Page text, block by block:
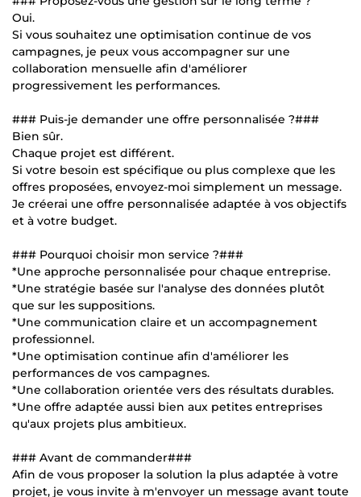
Oui.
Si vous souhaitez une optimisation continue de vos
campagnes, je peux vous accompagner sur une
collaboration mensuelle afin d'améliorer
progressivement les performances.
### Puis-je demander une offre personnalisée ?###
Bien sûr.
Chaque projet est différent.
Si votre besoin est spécifique ou plus complexe que les
offres proposées, envoyez-moi simplement un message.
Je créerai une offre personnalisée adaptée à vos objectifs
et à votre budget.
### Pourquoi choisir mon service ?###
*Une approche personnalisée pour chaque entreprise.
*Une stratégie basée sur l'analyse des données plutôt
que sur les suppositions.
*Une communication claire et un accompagnement
professionnel.
*Une optimisation continue afin d'améliorer les
performances de vos campagnes.
*Une collaboration orientée vers des résultats durables.
*Une offre adaptée aussi bien aux petites entreprises
qu'aux projets plus ambitieux.
### Avant de commander###
Afin de vous proposer la solution la plus adaptée à votre
projet, je vous invite à m'envoyer un message avant toute